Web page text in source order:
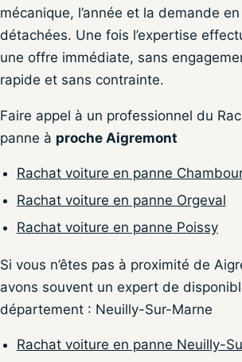
mécanique, l’année et la demande
détachées. Une fois l’expertise
une offre immédiate, sans
rapide et sans contrainte.
Faire appel à un professionnel du
panne à proche Aigremont
Rachat voiture en panne
Rachat voiture en panne Orgeval
Rachat voiture en panne Poissy
Si vous n’êtes pas à proximité de
avons souvent un expert de
département : Neuilly-Sur-Marne
Rachat voiture en panne Neuilly-